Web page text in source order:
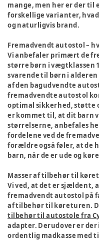
mange, men her er der til
forskellige varianter,
og naturligvis brand.
Fremadvendt autostol –
Vi anbefaler primært de
større børn i vægtklassen
svarende til børn i alderen
af den bagudvendte
fremadvendte autostol
optimal sikkerhed, støtte
er kommet til, at dit barn
størrelserne, anbefales
fordelene ved de
forældre også føler, at de
barn, når de er ude og
Masser af tilbehør til
Vi ved, at det er sjældent,
fremadvendt autostol på
af tilbehør til køreturen.
tilbehør til autostole fra
adapter. Derudover er
ordentlig madkasse med